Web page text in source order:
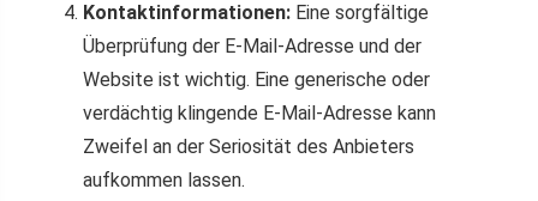
Kontaktinformationen: Eine sorgfältige
Überprüfung der E-Mail-Adresse und der
Website ist wichtig. Eine generische oder
verdächtig klingende E-Mail-Adresse kann
Zweifel an der Seriosität des Anbieters
aufkommen lassen.